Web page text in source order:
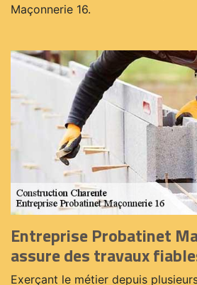
Maçonnerie 16.
Entreprise Probatinet
assure des travaux
Exerçant le métier depuis